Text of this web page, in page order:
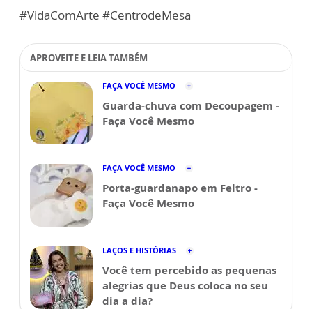
#VidaComArte #CentrodeMesa
APROVEITE E LEIA TAMBÉM
FAÇA VOCÊ MESMO
Guarda-chuva com Decoupagem -
Faça Você Mesmo
FAÇA VOCÊ MESMO
Porta-guardanapo em Feltro -
Faça Você Mesmo
LAÇOS E HISTÓRIAS
Você tem percebido as pequenas
alegrias que Deus coloca no seu
dia a dia?